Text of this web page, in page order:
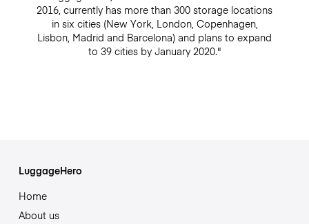
2016, currently has more than 300 storage locations
in six cities (New York, London, Copenhagen,
Lisbon, Madrid and Barcelona) and plans to expand
to 39 cities by January 2020."
LuggageHero
Home
About us